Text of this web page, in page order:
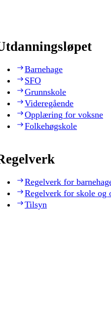
Barnehage
SFO
Grunnskole
Videregående
Opplæring for voksne
Folkehøgskole
Regelverk for
Regelverk for skole og
Tilsyn